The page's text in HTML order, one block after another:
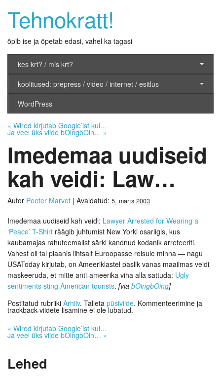
Tehnokratt!
õpib ise ja õpetab edasi, vahel ka tagasi
kes krt? / mis krt?
koolitused: prepress / video / internet / esitlus
WordPress
« Wired kirjutab Google’ist kui…
Ja veel üks viide bOingbOin… »
Imedemaa uudiseid
kah veidi: Law…
Autor Peeter Marvet | Avaldatud: 5. märts 2003
Imedemaa uudiseid kah veidi: Lawyer Arrested for Wearing a
‘Peace’ T-Shirt räägib juhtumist New Yorki osariigis, kus
kaubamajas rahuteemalist särki kandnud kodanik arreteeriti.
Vahest oli tal plaanis lihtsalt Euroopasse reisule minna — nagu
USAToday kirjutab, on Ameeriklastel paslik vanas maailmas veidi
maskeeruda, et mitte anti-ameerika viha alla sattuda: Ugly
sentiments sting American tourists. [via bOingbOing]
Postitatud rubriiki Arhiiv. Talleta püsiviide. Kommenteerimine ja
trackback-viidete lisamine ei ole lubatud.
« Wired kirjutab Google’ist kui…
Ja veel üks viide bOingbOin… »
Lehed